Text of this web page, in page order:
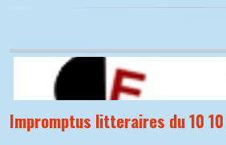
Impromptus litteraires du 10